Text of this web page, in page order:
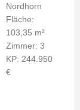
Nordhorn
Fläche:
103,35 m²
Zimmer: 3
KP: 244.950
€